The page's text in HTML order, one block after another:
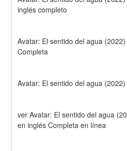
inglés completo
Avatar: El sentido del agua
Completa
Avatar: El sentido del agua
ver Avatar: El sentido del agua
en inglés Completa en línea